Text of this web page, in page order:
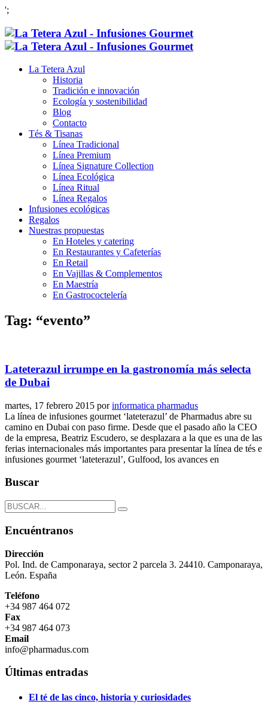
';
La Tetera Azul
Historia
Tradición e innovación
Ecología y sostenibilidad
Blog
Contacto
Tés & Tisanas
Línea Tradicional
Línea Premium
Línea Signature Collection
Línea Ecológica
Línea Ritual
Línea Regalos
Infusiones ecológicas
Regalos
Nuestras propuestas
En Hoteles y catering
En Restaurantes y Cafeterías
En Retail
En Vajillas & Complementos
En Maestría
En Gastrococtelería
Tag: “evento”
Lateterazul irrumpe en la gastronomía más selecta
de Dubai
martes, 17 febrero 2015 porinformatica pharmadus
La línea de infusiones gourmet ‘lateterazul’ de Pharmadus abre su
camino en Dubai con paso firme. Desde que el pasado año la CEO
de la empresa, Beatriz Escudero, se desplazara a la que es una de las
ferias internacionales más importantes para presentar la línea de tés e
infusiones gourmet ‘lateterazul’, Gulfood, los avances en
Buscar
Encuéntranos
Dirección
Pol. Ind. de Camponaraya, sector 2 parcela 3. 24410. Camponaraya,
León. España
Teléfono
+34 987 464 072
Fax
+34 987 464 073
Email
info@pharmadus.com
Últimas entradas
El té de las cinco, historia y curiosidades